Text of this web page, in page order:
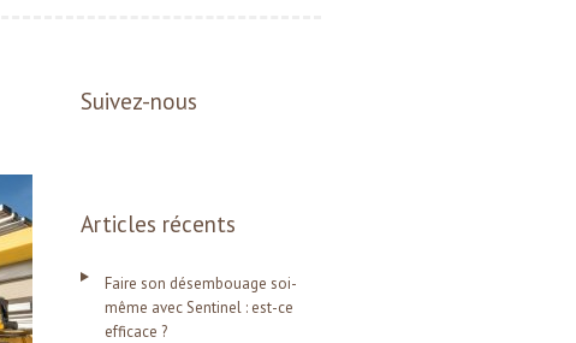
Suivez-nous
Articles récents
Faire son désembouage soi-
même avec Sentinel : est-ce
efficace ?